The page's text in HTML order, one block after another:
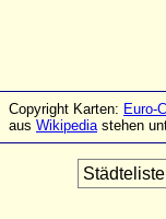
Copyright Karten: Euro-
aus Wikipediastehen
Städteliste